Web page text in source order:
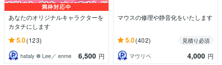
満枠対応中
あなたのオリジナルキャラクターを
カタチにします
5.0(123)
hataly ❁ Lee／ enme 6,500 円
マウスの修理や静音化をいたします
5.0(402)
見積り必須
マウリペ
4,000 円